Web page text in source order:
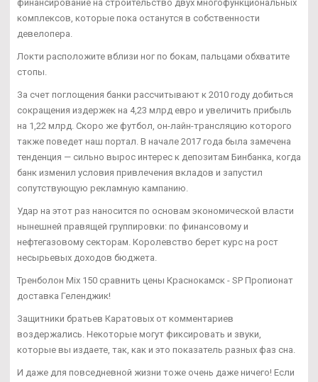
финансирование на строительство двух многофункциональных
комплексов, которые пока останутся в собственности
девелопера.
Локти расположите вблизи ног по бокам, пальцами обхватите
стопы.
За счет поглощения банки рассчитывают к 2010 году добиться
сокращения издержек на 4,23 млрд евро и увеличить прибыль
на 1,22 млрд. Скоро же футбол, он-лайн-трансляцию которого
также поведет наш портал. В начале 2017 года была замечена
тенденция — сильно вырос интерес к депозитам Бинбанка, когда
банк изменил условия привлечения вкладов и запустил
сопутствующую рекламную кампанию.
Удар на этот раз наносится по основам экономической власти
нынешней правящей группировки: по финансовому и
нефтегазовому секторам. Королевство берет курс на рост
несырьевых доходов бюджета.
Тренболон Mix 150 сравнить цены Краснокамск - SP Пропионат
доставка Геленджик!
Защитники братьев Каратовых от комментариев
воздержались. Некоторые могут фиксировать и звуки,
которые вы издаете, так, как и это показатель разных фаз сна.
И даже для повседневной жизни тоже очень даже ничего! Если